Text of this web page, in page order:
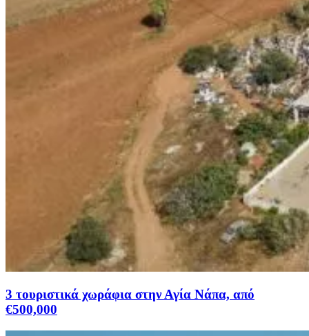
3 τουριστικά χωράφια στην Αγία Νάπα, από
€500,000